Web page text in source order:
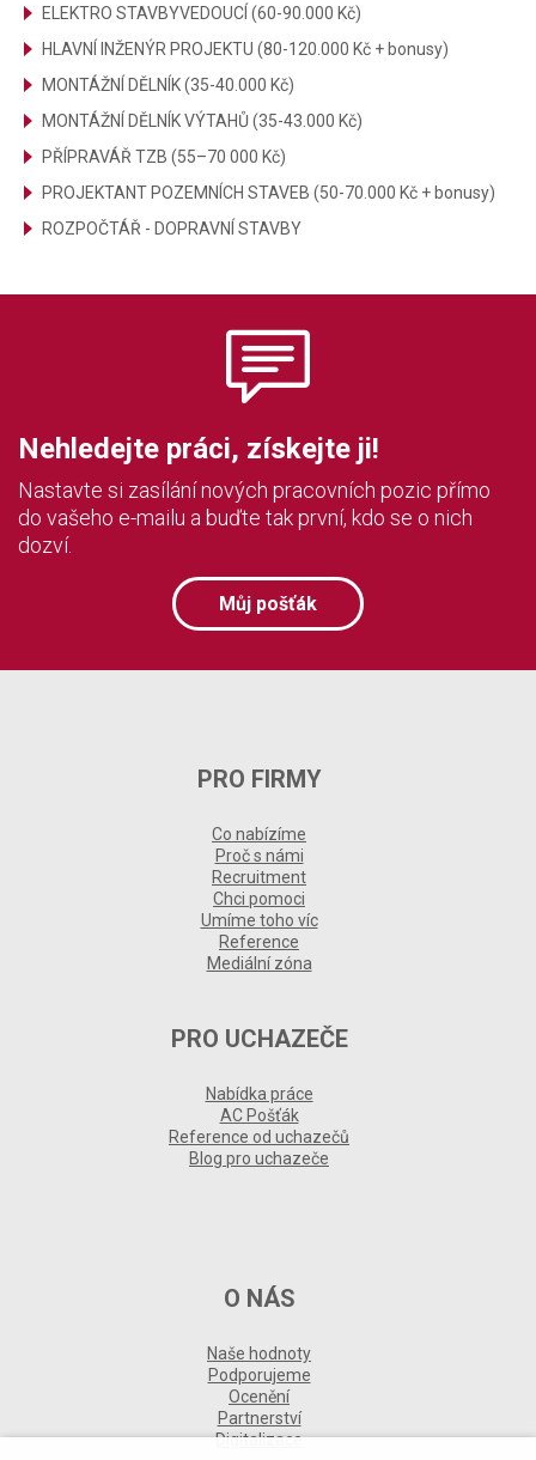
ELEKTRO STAVBYVEDOUCÍ (60-90.000 Kč)
HLAVNÍ INŽENÝR PROJEKTU (80-120.000 Kč + bonusy)
MONTÁŽNÍ DĚLNÍK (35-40.000 Kč)
MONTÁŽNÍ DĚLNÍK VÝTAHŮ (35-43.000 Kč)
PŘÍPRAVÁŘ TZB (55–70 000 Kč)
PROJEKTANT POZEMNÍCH STAVEB (50-70.000 Kč + bonusy)
ROZPOČTÁŘ - DOPRAVNÍ STAVBY
Nehledejte práci, získejte ji!
Nastavte si zasílání nových pracovních pozic přímo
do vašeho e-mailu a buďte tak první, kdo se o nich
dozví.
Můj pošťák
PRO FIRMY
Co nabízíme
Proč s námi
Recruitment
Chci pomoci
Umíme toho víc
Reference
Mediální zóna
PRO UCHAZEČE
Nabídka práce
AC Pošťák
Reference od uchazečů
Blog pro uchazeče
O NÁS
Naše hodnoty
Podporujeme
Ocenění
Partnerství
Digitalizace